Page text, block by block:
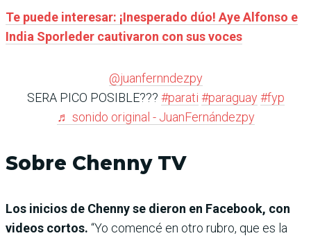
Te puede interesar: ¡Inesperado dúo! Aye Alfonso e
India Sporleder cautivaron con sus voces
@juanfernndezpy
SERA PICO POSIBLE??? #parati #paraguay #fyp
♬ sonido original - JuanFernándezpy
Sobre Chenny TV
Los inicios de Chenny se die­ron en Facebook, con
videos cortos. “Yo comencé en otro rubro, que es la